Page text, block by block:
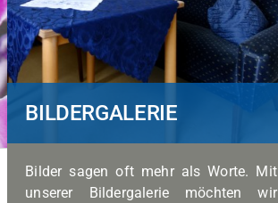
BILDERGALERIE
Bilder sagen oft mehr als Worte. Mit
unserer Bildergalerie möchten wir